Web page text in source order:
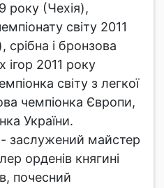
року (Чехія),
світу 2011
срібна і бронзова
ігор 2011 року
світу з легкої
чемпіонка Європи,
України.
- заслужений майстер
орденів княгині
почесний